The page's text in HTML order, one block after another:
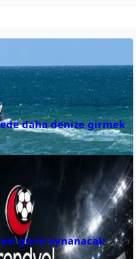
daha denize girmek
günü oynanacak